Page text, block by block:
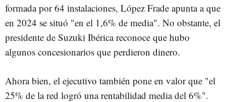
formada por 64 instalaciones, López Frade apunta a que
en 2024 se situó "en el 1,6% de media". No obstante, el
presidente de Suzuki Ibérica reconoce que hubo
algunos concesionarios que perdieron dinero.
Ahora bien, el ejecutivo también pone en valor que "el
25% de la red logró una rentabilidad media del 6%".